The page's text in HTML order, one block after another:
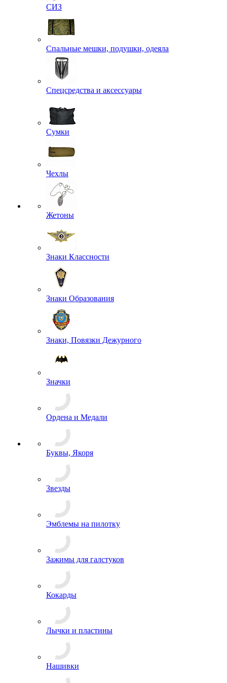
Рюкзаки
СИЗ
Спальные мешки, подушки, одеяла
Спецсредства и аксессуары
Сумки
Чехлы
Жетоны
Знаки Классности
Знаки Образования
Знаки, Повязки Дежурного
Значки
Ордена и Медали
Буквы, Якоря
Звезды
Эмблемы на пилотку
Зажимы для галстуков
Кокарды
Лычки и пластины